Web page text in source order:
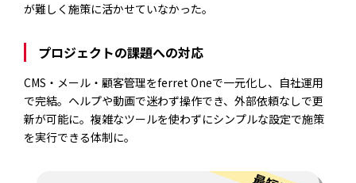
が難しく施策に活かせていなかった。
プロジェクトの課題への対応
CMS・メール・顧客管理をferret Oneで一元化し、自社運用
で完結。ヘルプや動画で迷わず操作でき、外部依頼なしで更
新が可能に。複雑なツールを使わずにシンプルな設定で施策
を実行できる体制に。